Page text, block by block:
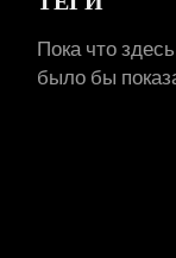
Пока что
было бы